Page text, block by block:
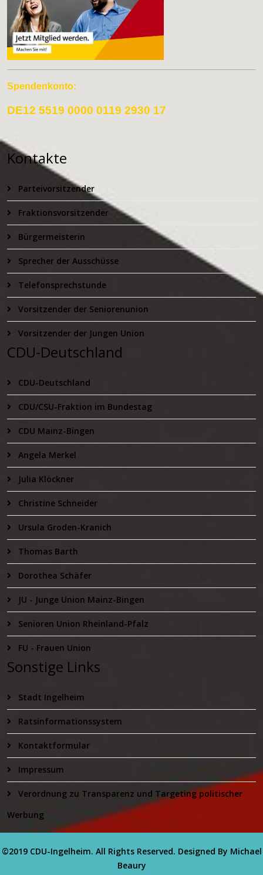
Spendenkonto:
DE12 5519 0000 0119 2930 17
Kontakte
Parteivorsitzender
Fraktionsvorsitzender
Bürgermeisterin
Sprecher der Ausschüsse
Telefonsprechstunde
Vorsitzender der Seniorenunion
Vorsitzender der Jungen Union
CDU-Deutschland
CDU-Deutschland
CDU/CSU-Fraktion im Bundestag
CDU Mainz-Bingen
Angela Merkel
Julia Klöckner
Christine Schneider
Ursula Groden-Kranich
Thomas Barth
Dorothea Schäfer
JU - Junge Union Mainz-Bingen
Senioren Union Rheinland-Pfalz
FU - Frauen Union
Sonstige Links
Stadt Ingelheim
Ratsinformationssystem
Kontaktformular
Impressum
Verordnung zu Transparenz und Targeting politischer
Werbung
©2019 CDU-Ingelheim. All Rights Reserved. Designed By Michael
Beaury